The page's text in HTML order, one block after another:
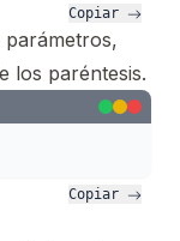
Copiar
parámetros,
los paréntesis.
Copiar